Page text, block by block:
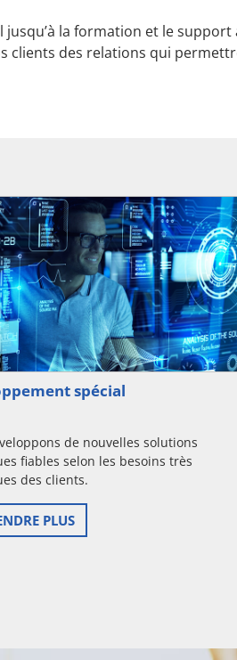
matériel
la formation et le
clients des relations qui
spécial
de nouvelles solutions
fiables selon les besoins très
des clients.
PLUS